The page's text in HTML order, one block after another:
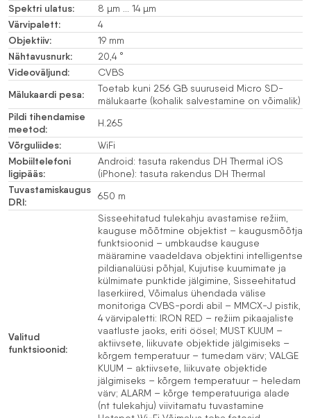
Spektri ulatus: 8 µm … 14 µm
Värvipalett: 4
Objektiiv: 19 mm
Nähtavusnurk: 20,4 °
Videoväljund: CVBS
Mälukaardi pesa:
Toetab kuni 256 GB suuruseid Micro SD-
mälukaarte (kohalik salvestamine on võimalik)
Pildi tihendamise
meetod:
H.265
Võrguliides: WiFi
Mobiiltelefoni
ligipääs:
Android: tasuta rakendus DH Thermal iOS
(iPhone): tasuta rakendus DH Thermal
Tuvastamiskaugus
DRI:
650 m
Valitud
funktsioonid:
Sisseehitatud tulekahju avastamise režiim,
kauguse mõõtmine objektist – kaugusmõõtja
funktsioonid – umbkaudse kauguse
määramine vaadeldava objektini intelligentse
pildianalüüsi põhjal, Kujutise kuumimate ja
külmimate punktide jälgimine, Sisseehitatud
laserkiired, Võimalus ühendada välise
monitoriga CVBS-pordi abil – MMCX-J pistik,
4 värvipaletti: IRON RED – režiim pikaajaliste
vaatluste jaoks, eriti öösel; MUST KUUM –
aktiivsete, liikuvate objektide jälgimiseks –
kõrgem temperatuur – tumedam värv; VALGE
KUUM – aktiivsete, liikuvate objektide
jälgimiseks – kõrgem temperatuur – heledam
värv; ALARM – kõrge temperatuuriga alade
(nt tulekahju) viivitamatu tuvastamine